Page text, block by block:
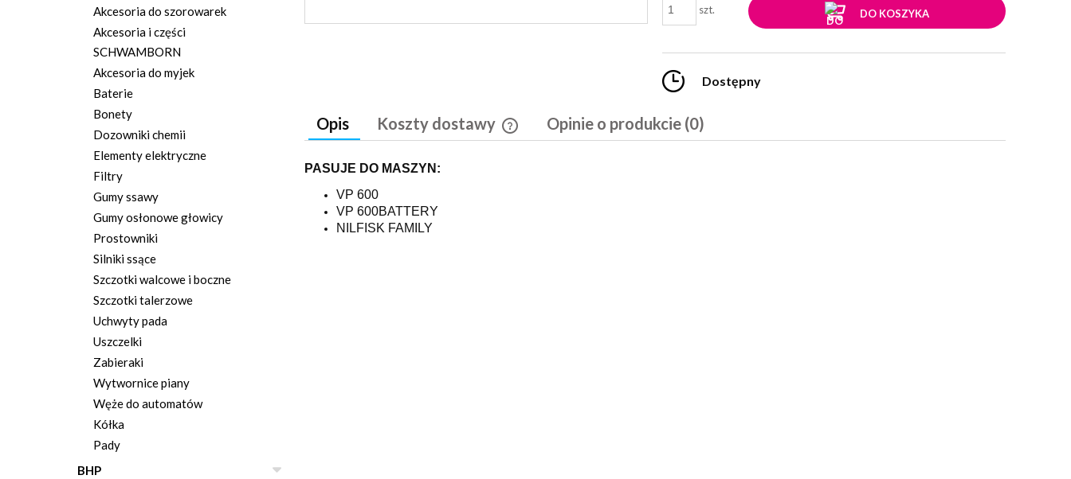
Akcesoria do szorowarek
Akcesoria i części
SCHWAMBORN
Akcesoria do myjek
Baterie
Bonety
Dozowniki chemii
Elementy elektryczne
Filtry
Gumy ssawy
Gumy osłonowe głowicy
Prostowniki
Silniki ssące
Szczotki walcowe i boczne
Szczotki talerzowe
Uchwyty pada
Uszczelki
Zabieraki
Wytwornice piany
Węże do automatów
Kółka
Pady
BHP
szt. DO KOSZYKA
Dostępny
Opis Koszty dostawy Opinie o produkcie (0)
PASUJE DO MASZYN:
VP 600
VP 600BATTERY
NILFISK FAMILY